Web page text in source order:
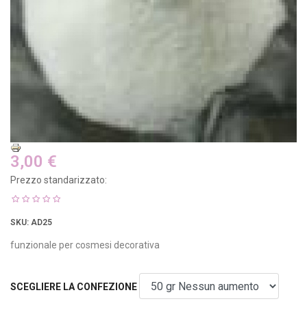
3,00 €
Prezzo standarizzato:
SKU: AD25
funzionale per cosmesi decorativa
SCEGLIERE LA CONFEZIONE